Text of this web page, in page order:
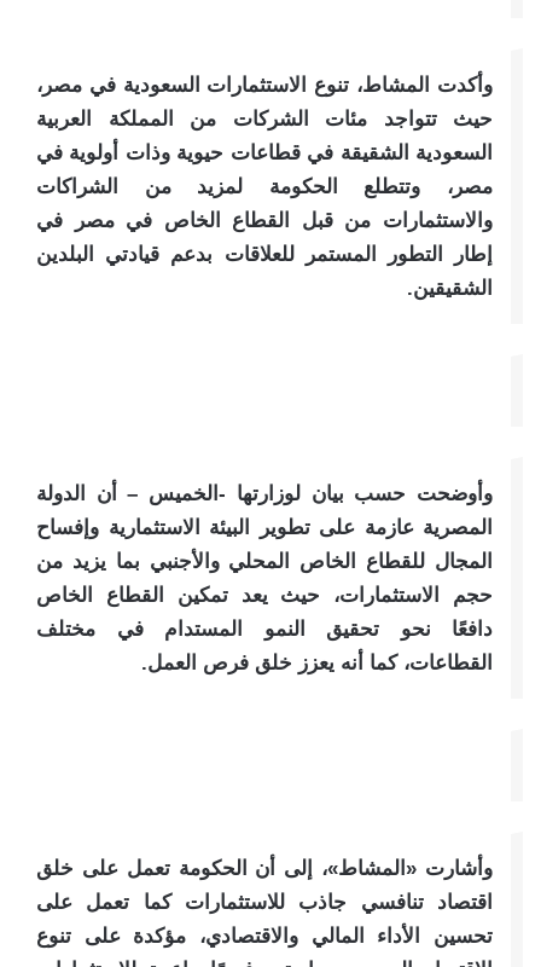
وأكدت المشاط، تنوع الاستثمارات السعودية في مصر،
حيث تتواجد مئات الشركات من المملكة العربية
السعودية الشقيقة في قطاعات حيوية وذات أولوية في
مصر، وتتطلع الحكومة لمزيد من الشراكات
والاستثمارات من قبل القطاع الخاص في مصر في
إطار التطور المستمر للعلاقات بدعم قيادتي البلدين
الشقيقين.
وأوضحت حسب بيان لوزارتها -الخميس – أن الدولة
المصرية عازمة على تطوير البيئة الاستثمارية وإفساح
المجال للقطاع الخاص المحلي والأجنبي بما يزيد من
حجم الاستثمارات، حيث يعد تمكين القطاع الخاص
دافعًا نحو تحقيق النمو المستدام في مختلف
القطاعات، كما أنه يعزز خلق فرص العمل.
وأشارت «المشاط»، إلى أن الحكومة تعمل على خلق
اقتصاد تنافسي جاذب للاستثمارات كما تعمل على
تحسين الأداء المالي والاقتصادي، مؤكدة على تنوع